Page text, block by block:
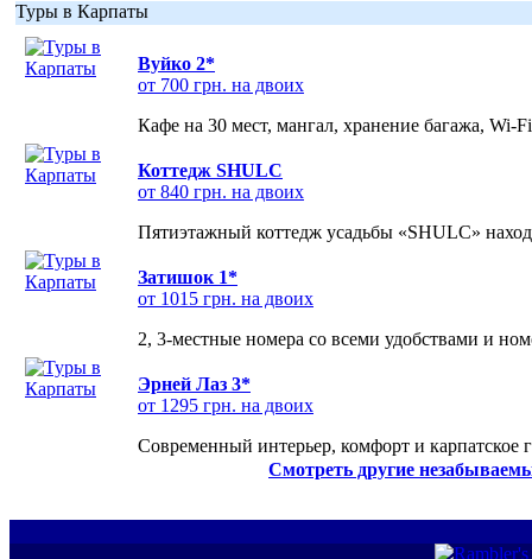
Туры в Карпаты
Вуйко 2*
от 700 грн. на двоих
Кафе на 30 мест, мангал, хранение багажа, Wi-
Коттедж SHULC
от 840 грн. на двоих
Пятиэтажный коттедж усадьбы «SHULC»
Затишок 1*
от 1015 грн. на двоих
2, 3-местные номера со всеми удобствами и
Эрней Лаз 3*
от 1295 грн. на двоих
Современный интерьер, комфорт и карпатское
Смотреть другие